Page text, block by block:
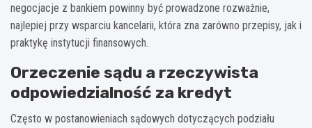
negocjacje z bankiem powinny być prowadzone rozważnie,
najlepiej przy wsparciu kancelarii, która zna zarówno przepisy, jak i
praktykę instytucji finansowych.
Orzeczenie sądu a rzeczywista
odpowiedzialność za kredyt
Często w postanowieniach sądowych dotyczących podziału